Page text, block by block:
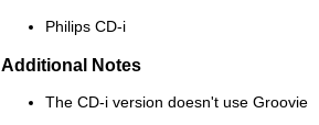
Philips CD-i
Additional Notes
The CD-i version doesn't use Groovie